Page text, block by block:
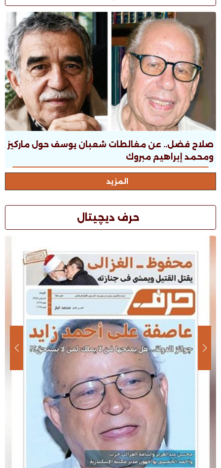
صلاح فضل.. عن مغالطات شعبان يوسف حول ماركيز
ومحمد إبراهيم مبروك
المزيد
حرف ديچيتال